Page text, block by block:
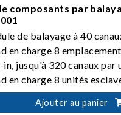
composants par
de balayage à 40
en charge 8
in, jusqu'à 320 canaux par
en charge 8 unités
à l'unité maître
standard RS-232,
Ajouter au panier